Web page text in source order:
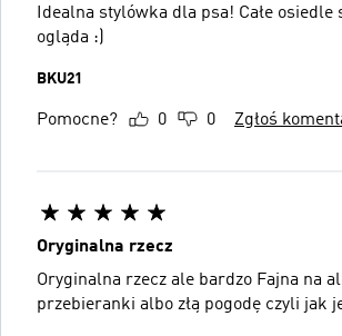
Idealna stylówka dla psa! Całe osiedle
ogląda :)
BKU21
Pomocne? 0 0 Zgłoś
Oryginalna rzecz
Oryginalna rzecz ale bardzo Fajna na
przebieranki albo złą pogodę czyli jak